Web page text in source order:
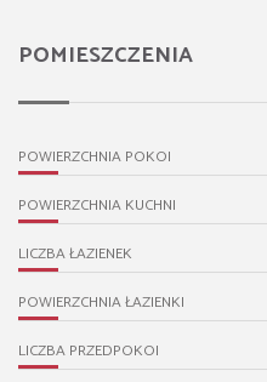
POMIESZCZENIA
POWIERZCHNIA POKOI
POWIERZCHNIA KUCHNI
LICZBA ŁAZIENEK
POWIERZCHNIA ŁAZIENKI
LICZBA PRZEDPOKOI